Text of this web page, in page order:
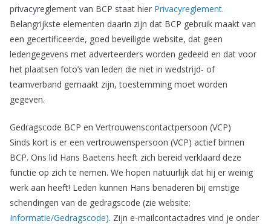
privacyreglement van BCP staat hier Privacyreglement.
Belangrijkste elementen daarin zijn dat BCP gebruik maakt van
een gecertificeerde, goed beveiligde website, dat geen
ledengegevens met adverteerders worden gedeeld en dat voor
het plaatsen foto’s van leden die niet in wedstrijd- of
teamverband gemaakt zijn, toestemming moet worden
gegeven.
Gedragscode BCP en Vertrouwenscontactpersoon (VCP)
Sinds kort is er een vertrouwenspersoon (VCP) actief binnen
BCP. Ons lid Hans Baetens heeft zich bereid verklaard deze
functie op zich te nemen. We hopen natuurlijk dat hij er weinig
werk aan heeft! Leden kunnen Hans benaderen bij ernstige
schendingen van de gedragscode (zie website:
Informatie/Gedragscode). Zijn e-mailcontactadres vind je onder